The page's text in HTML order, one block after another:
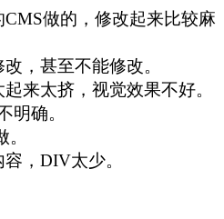
做的，修改起来比较麻
，甚至不能修改。
来太挤，视觉效果不好。
明确。
，DIV太少。